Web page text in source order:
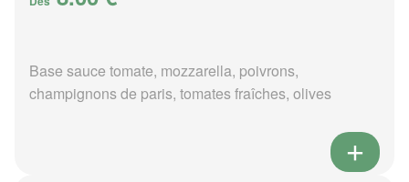
Base sauce tomate, mozzarella, poivrons,
champignons de paris, tomates fraîches, olives